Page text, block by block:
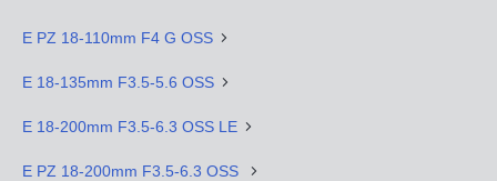
E PZ 18-110mm F4 G OSS
E 18-135mm F3.5-5.6 OSS
E 18-200mm F3.5-6.3 OSS LE
E PZ 18-200mm F3.5-6.3 OSS